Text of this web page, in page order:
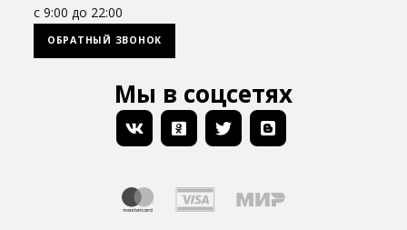
с 9:00 до 22:00
ОБРАТНЫЙ ЗВОНОК
Мы в соцсетях